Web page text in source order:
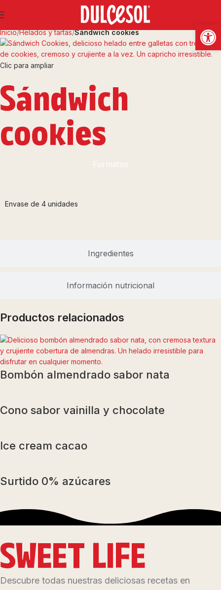
Inicio Helados y tartas Sándwich cookies
Clic para ampliar
Sándwich
cookies
Formatos
Ingredientes
Información nutricional
Envase de 4 unidades
Productos relacionados
Bombón almendrado sabor nata
Cono sabor vainilla y chocolate
Ice cream cacao
Surtido 0% azúcares
SWEET LIFE
Descubre todas nuestras deliciosas recetas en